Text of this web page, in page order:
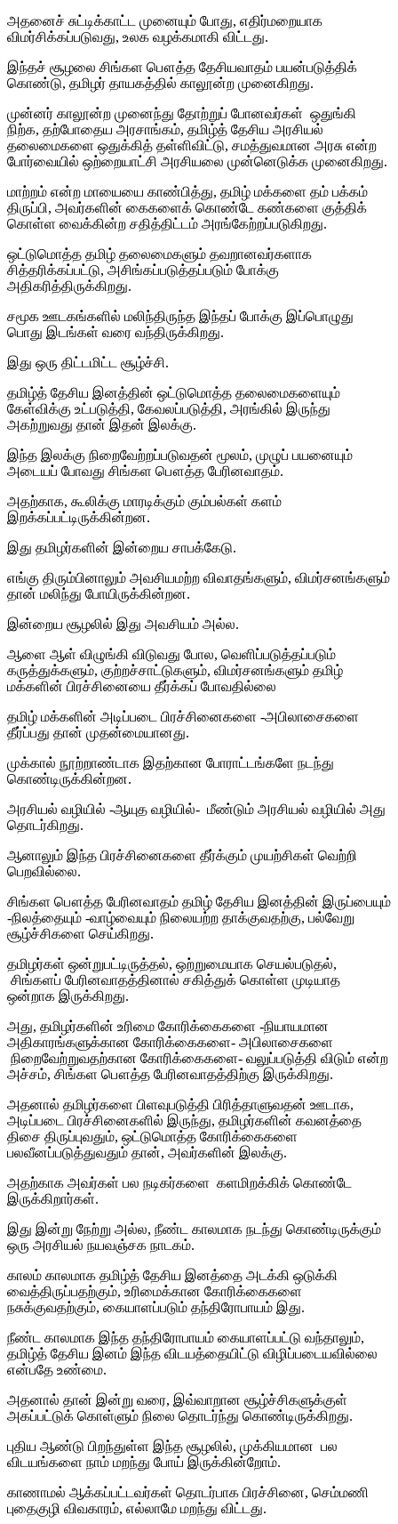
அதனைச் சுட்டிக்காட்ட முனையும் போது, எதிர்மறையாக
விமர்சிக்கப்படுவது, உலக வழக்கமாகி விட்டது.
இந்தச் சூழலை சிங்கள பௌத்த தேசியவாதம் பயன்படுத்திக்
கொண்டு, தமிழர் தாயகத்தில் காலூன்ற முனைகிறது.
முன்னர் காலூன்ற முனைந்து தோற்றுப் போனவர்கள் ஒதுங்கி
நிற்க, தற்போதைய அரசாங்கம், தமிழ்த் தேசிய அரசியல்
தலைமைகளை ஒதுக்கித் தள்ளிவிட்டு, சமத்துவமான அரசு என்ற
போர்வையில் ஒற்றையாட்சி அரசியலை முன்னெடுக்க முனைகிறது.
மாற்றம் என்ற மாயையை காண்பித்து, தமிழ் மக்களை தம் பக்கம்
திருப்பி, அவர்களின் கைகளைக் கொண்டே கண்களை குத்திக்
கொள்ள வைக்கின்ற சதித்திட்டம் அரங்கேற்றப்படுகிறது.
ஒட்டுமொத்த தமிழ் தலைமைகளும் தவறானவர்களாக
சித்தரிக்கப்பட்டு, அசிங்கப்படுத்தப்படும் போக்கு
அதிகரித்திருக்கிறது.
சமூக ஊடகங்களில் மலிந்திருந்த இந்தப் போக்கு இப்பொழுது
பொது இடங்கள் வரை வந்திருக்கிறது.
இது ஒரு திட்டமிட்ட சூழ்ச்சி.
தமிழ்த் தேசிய இனத்தின் ஒட்டுமொத்த தலைமைகளையும்
கேள்விக்கு உட்படுத்தி, கேவலப்படுத்தி, அரங்கில் இருந்து
அகற்றுவது தான் இதன் இலக்கு.
இந்த இலக்கு நிறைவேற்றப்படுவதன் மூலம், முழுப் பயனையும்
அடையப் போவது சிங்கள பௌத்த பேரினவாதம்.
அதற்காக, கூலிக்கு மாரடிக்கும் கும்பல்கள் களம்
இறக்கப்பட்டிருக்கின்றன.
இது தமிழர்களின் இன்றைய சாபக்கேடு.
எங்கு திரும்பினாலும் அவசியமற்ற விவாதங்களும், விமர்சனங்களும்
தான் மலிந்து போயிருக்கின்றன.
இன்றைய சூழலில் இது அவசியம் அல்ல.
ஆளை ஆள் விழுங்கி விடுவது போல, வெளிப்படுத்தப்படும்
கருத்துக்களும், குற்றச்சாட்டுகளும், விமர்சனங்களும் தமிழ்
மக்களின் பிரச்சினையை தீர்க்கப் போவதில்லை
தமிழ் மக்களின் அடிப்படை பிரச்சினைகளை -அபிலாசைகளை
தீர்ப்பது தான் முதன்மையானது.
முக்கால் நூற்றாண்டாக இதற்கான போராட்டங்களே நடந்து
கொண்டிருக்கின்றன.
அரசியல் வழியில் -ஆயுத வழியில்- மீண்டும் அரசியல் வழியில் அது
தொடர்கிறது.
ஆனாலும் இந்த பிரச்சினைகளை தீர்க்கும் முயற்சிகள் வெற்றி
பெறவில்லை.
சிங்கள பௌத்த பேரினவாதம் தமிழ் தேசிய இனத்தின் இருப்பையும்
-நிலத்தையும் -வாழ்வையும் நிலையற்ற தாக்குவதற்கு, பல்வேறு
சூழ்ச்சிகளை செய்கிறது.
தமிழர்கள் ஒன்றுபட்டிருத்தல், ஒற்றுமையாக செயல்படுதல்,
சிங்களப் பேரினவாதத்தினால் சகித்துக் கொள்ள முடியாத
ஒன்றாக இருக்கிறது.
அது, தமிழர்களின் உரிமை கோரிக்கைகளை -நியாயமான
அதிகாரங்களுக்கான கோரிக்கைகளை- அபிலாசைகளை
நிறைவேற்றுவதற்கான கோரிக்கைகளை- வலுப்படுத்தி விடும் என்ற
அச்சம், சிங்கள பௌத்த பேரினவாதத்திற்கு இருக்கிறது.
அதனால் தமிழர்களை பிளவுபடுத்தி பிரித்தாளுவதன் ஊடாக,
அடிப்படை பிரச்சினைகளில் இருந்து, தமிழர்களின் கவனத்தை
திசை திருப்புவதும், ஒட்டுமொத்த கோரிக்கைகளை
பலவீனப்படுத்துவதும் தான், அவர்களின் இலக்கு.
அதற்காக அவர்கள் பல நடிகர்களை களமிறக்கிக் கொண்டே
இருக்கிறார்கள்.
இது இன்று நேற்று அல்ல, நீண்ட காலமாக நடந்து கொண்டிருக்கும்
ஒரு அரசியல் நயவஞ்சக நாடகம்.
காலம் காலமாக தமிழ்த் தேசிய இனத்தை அடக்கி ஒடுக்கி
வைத்திருப்பதற்கும், உரிமைக்கான கோரிக்கைகளை
நசுக்குவதற்கும், கையாளப்படும் தந்திரோபாயம் இது.
நீண்ட காலமாக இந்த தந்திரோபாயம் கையாளப்பட்டு வந்தாலும்,
தமிழ்த் தேசிய இனம் இந்த விடயத்தையிட்டு விழிப்படையவில்லை
என்பதே உண்மை.
அதனால் தான் இன்று வரை, இவ்வாறான சூழ்ச்சிகளுக்குள்
அகப்பட்டுக் கொள்ளும் நிலை தொடர்ந்து கொண்டிருக்கிறது.
புதிய ஆண்டு பிறந்துள்ள இந்த சூழலில், முக்கியமான பல
விடயங்களை நாம் மறந்து போய் இருக்கின்றோம்.
காணாமல் ஆக்கப்பட்டவர்கள் தொடர்பாக பிரச்சினை, செம்மணி
புதைகுழி விவகாரம், எல்லாமே மறந்து விட்டது.